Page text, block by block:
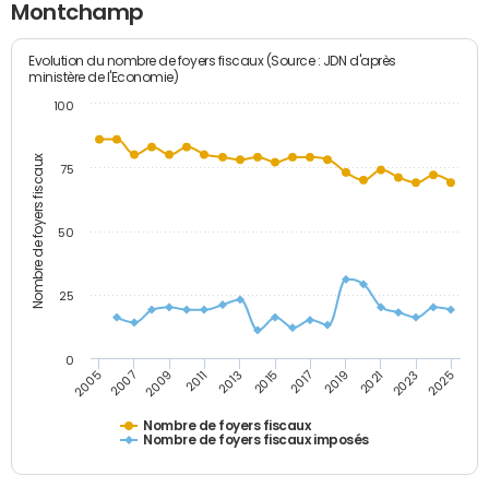
Montchamp
Nombre de foyers fiscaux
Evolution du nombre de foyers fiscaux (Source : JDN d'après
ministère de l'Economie)
Nombre de foyers fiscaux
Nombre de foyers fiscaux imposés
2005 2007 2009 2011 2013 2015 2017 2019 2021 2023 2025
0
25
50
75
100